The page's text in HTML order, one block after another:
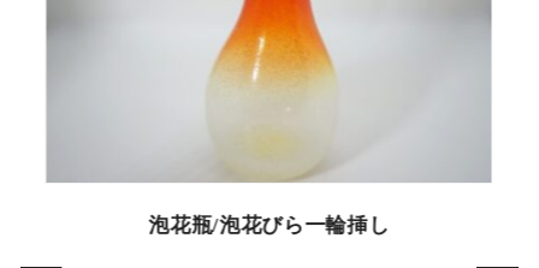
泡花瓶/泡花びら一輪挿し